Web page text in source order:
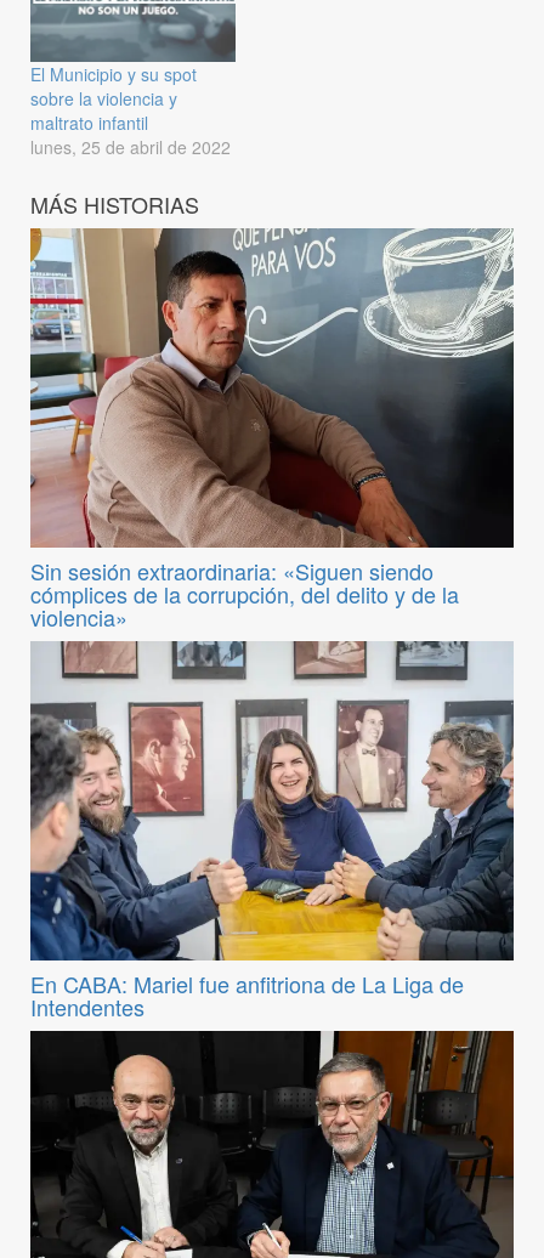
El Municipio y su spot
sobre la violencia y
maltrato infantil
lunes, 25 de abril de 2022
MÁS HISTORIAS
Sin sesión extraordinaria: «Siguen siendo
cómplices de la corrupción, del delito y de la
violencia»
En CABA: Mariel fue anfitriona de La Liga de
Intendentes